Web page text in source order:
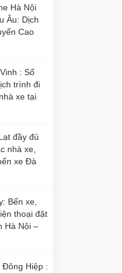
Hà Nội
Âu: Dịch
Cao
: Số
trình đi
xe tại
đầy đủ
nhà xe,
xe Đà
Bến xe,
thoại đặt
Hà Nội –
Đông Hiệp :